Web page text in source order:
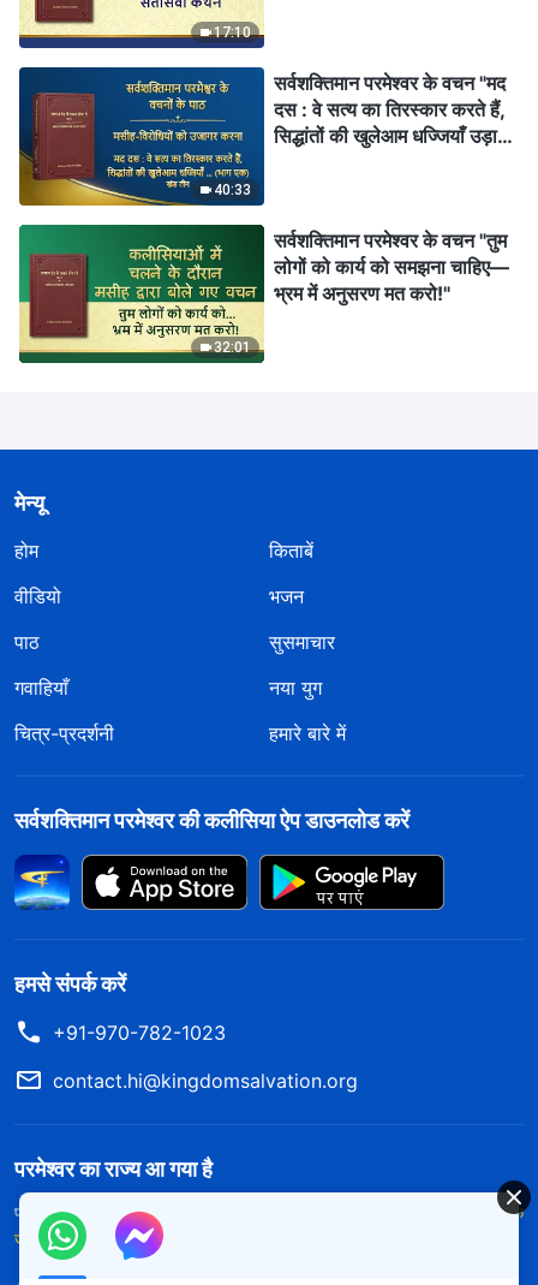
17:10
40:33
सर्वशक्तिमान परमेश्वर के वचन "मद
दस : वे सत्य का तिरस्कार करते हैं,
सिद्धांतों की खुलेआम धज्जियाँ उड़ाते
32:01
सर्वशक्तिमान परमेश्वर के वचन "तुम
लोगों को कार्य को समझना चाहिए—
भ्रम में अनुसरण मत करो!"
मेन्यू
होम
किताबें
वीडियो
भजन
पाठ
सुसमाचार
गवाहियाँ
नया युग
चित्र-प्रदर्शनी
हमारे बारे में
सर्वशक्तिमान परमेश्वर की कलीसिया ऐप डाउनलोड करें
हमसे संपर्क करें
+91-970-782-1023
contact.hi@kingdomsalvation.org
परमेश्वर का राज्य आ गया है
परमेश्वर का राज्य पृथ्वी पर आ गया है! क्या आप इसमें प्रवेश करना चाहते हैं?
और अधिक
जानें